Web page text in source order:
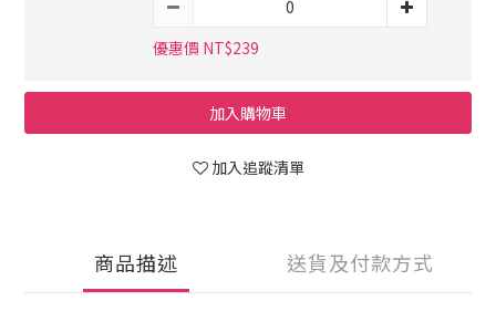
優惠價 NT$239
加入購物車
加入追蹤清單
商品描述 送貨及付款方式